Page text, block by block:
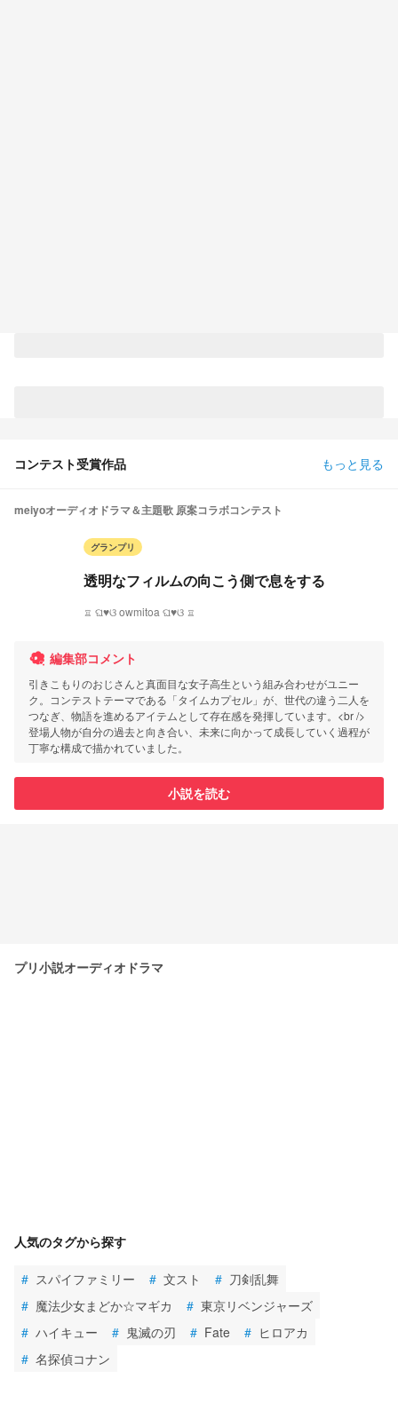
コンテスト受賞作品 もっと見る
meiyoオーディオドラマ＆主題歌 原案コラボコンテスト
グランプリ
透明なフィルムの向こう側で息をする
♖ ଘ♥ଓ owmitoa ଘ♥ଓ ♖
編集部コメント
引きこもりのおじさんと真面目な女子高生という組み合わせがユニー
ク。コンテストテーマである「タイムカプセル」が、世代の違う二人を
つなぎ、物語を進めるアイテムとして存在感を発揮しています。<br />
登場人物が自分の過去と向き合い、未来に向かって成長していく過程が
丁寧な構成で描かれていました。
小説を読む
プリ小説オーディオドラマ
人気のタグから探す
# スパイファミリー # 文スト # 刀剣乱舞
# 魔法少女まどか☆マギカ # 東京リベンジャーズ
# ハイキュー # 鬼滅の刃 # Fate # ヒロアカ
# 名探偵コナン